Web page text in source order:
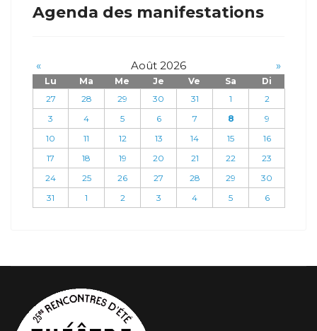
Agenda des manifestations
« Août 2026 »
Lu Ma Me Je Ve Sa
Di
27
28 29 30 31 1
2
3
4 5 6 7 8
9
10
11 12 13 14 15
16
17
18 19 20 21 22
23
24
25 26 27 28 29
30
31
1 2 3 4 5 6